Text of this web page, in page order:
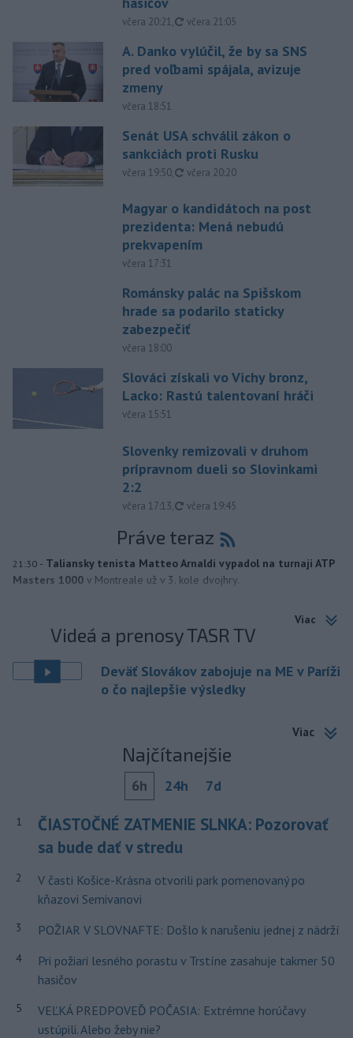
včera 20:21, aktualizované
včera 21:05
A. Danko vylúčil, že by sa SNS
pred voľbami spájala, avizuje
zmeny
včera 18:51
Senát USA schválil zákon o
sankciách proti Rusku
včera 19:50, aktualizované
včera 20:20
Magyar o kandidátoch na post
prezidenta: Mená nebudú
prekvapením
včera 17:31
Románsky palác na Spišskom
hrade sa podarilo staticky
zabezpečiť
včera 18:00
Slováci získali vo Vichy bronz,
Lacko: Rastú talentovaní hráči
včera 15:51
Slovenky remizovali v druhom
prípravnom dueli so Slovinkami
2:2
včera 17:13, aktualizované
včera 19:45
Práve teraz
21:30 - Taliansky tenista Matteo Arnaldi vypadol na turnaji ATP
Masters 1000 v Montreale už v 3. kole dvojhry.
Viac
Videá a prenosy TASR TV
Deväť Slovákov zabojuje na ME v Paríži
o čo najlepšie výsledky
Viac
Najčítanejšie
6h 24h 7d
1
ČIASTOČNÉ ZATMENIE SLNKA: Pozorovať
sa bude dať v stredu
2
V časti Košice-Krásna otvorili park pomenovaný po
kňazovi Semivanovi
3 POŽIAR V SLOVNAFTE: Došlo k narušeniu jednej z nádrží
4
Pri požiari lesného porastu v Trstíne zasahuje takmer 50
hasičov
5
VEĽKÁ PREDPOVEĎ POČASIA: Extrémne horúčavy
ustúpili. Alebo žeby nie?